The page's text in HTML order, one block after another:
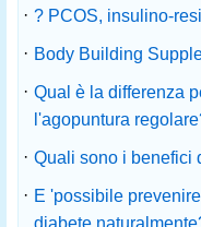
· ? PCOS, insulino-
· Body Building
· Qual è la differenza
l'agopuntura
· Quali sono i benefici
· E 'possibile
diabete